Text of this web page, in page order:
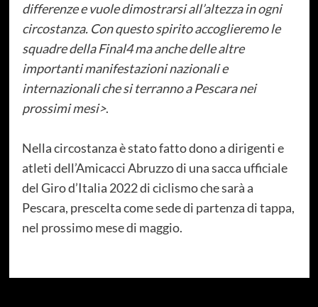
differenze e vuole dimostrarsi all’altezza in ogni
circostanza. Con questo spirito accoglieremo le
squadre della Final4 ma anche delle altre
importanti manifestazioni nazionali e
internazionali che si terranno a Pescara nei
prossimi mesi>.
Nella circostanza è stato fatto dono a dirigenti e
atleti dell’Amicacci Abruzzo di una sacca ufficiale
del Giro d’Italia 2022 di ciclismo che sarà a
Pescara, prescelta come sede di partenza di tappa,
nel prossimo mese di maggio.